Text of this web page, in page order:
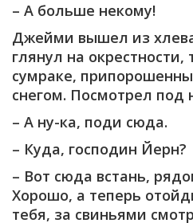
– А больше некому!
Джейми вышел из
глянул на окрестности,
сумраке,
снегом. Посмотрел под
– А ну-ка, поди сюда.
– Куда, господин Йерн?
– Вот сюда встань,
Хорошо, а теперь
тебя, за свиньями